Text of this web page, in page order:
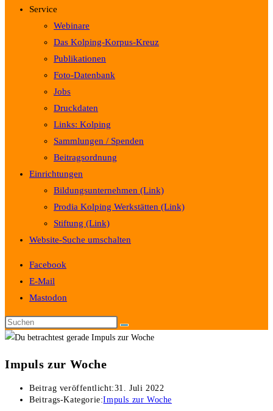
Service
Webinare
Das Kolping-Korpus-Kreuz
Publikationen
Foto-Datenbank
Jobs
Druckdaten
Links: Kolping
Sammlungen / Spenden
Beitragsordnung
Einrichtungen
Bildungsunternehmen (Link)
Prodia Kolping Werkstätten (Link)
Stiftung (Link)
Website-Suche umschalten
Facebook
E-Mail
Mastodon
Impuls zur Woche
Beitrag veröffentlicht:31. Juli 2022
Beitrags-Kategorie:Impuls zur Woche